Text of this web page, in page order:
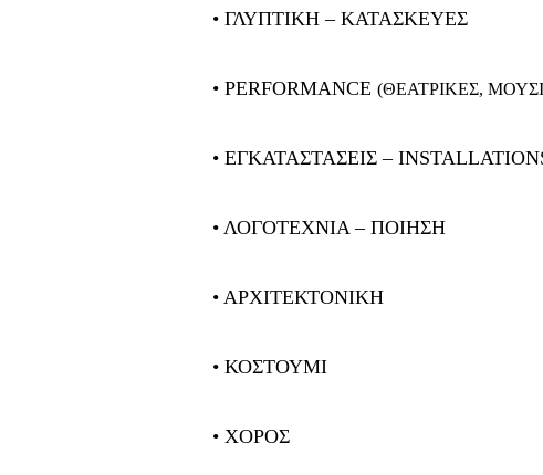
• ΓΛΥΠΤΙΚΗ – ΚΑΤΑΣΚΕΥΕΣ
• PERFORMANCE (ΘΕΑΤΡΙΚΕΣ,
• ΕΓΚΑΤΑΣΤΑΣΕΙΣ –
• ΛΟΓΟΤΕΧΝΙΑ – ΠΟΙΗΣΗ
• ΑΡΧΙΤΕΚΤΟΝΙΚΗ
• ΚΟΣΤΟΥΜΙ
• ΧΟΡΟΣ